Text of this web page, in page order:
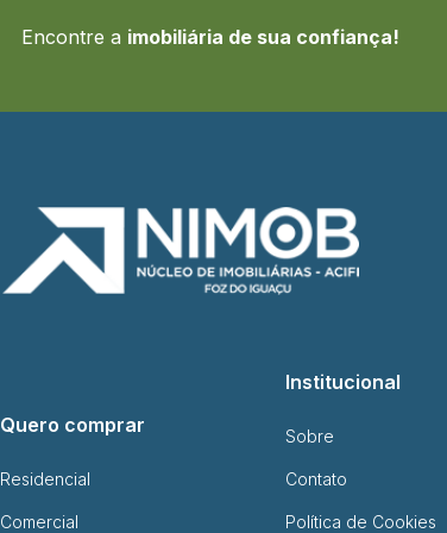
Encontre a imobiliária de sua confiança!
Quero comprar
Residencial
Comercial
Institucional
Sobre
Contato
Política de Cookies